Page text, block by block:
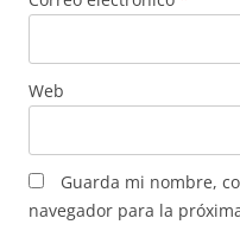
Web
Guarda mi nombre,
navegador para la